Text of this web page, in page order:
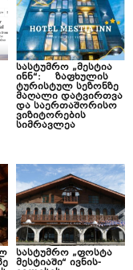
სასტუმრო „მესტია
ინნ“: ზაფხულის
ტურისტულ სეზონზე
მაღალი დატვირთვა
და საერთაშორისო
ვიზიტორების
სიმრავლეა
სასტუმრო „ფოსტა
მესტიაში“ ივნის-